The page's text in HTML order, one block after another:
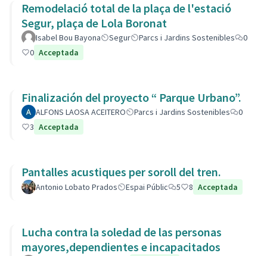
Remodelació total de la plaça de l'estació
Segur, plaça de Lola Boronat
Isabel Bou Bayona Segur Parcs i Jardins Sostenibles
0
0 Acceptada
Finalización del proyecto “ Parque Urbano”.
ALFONS LAOSA ACEITERO Parcs i Jardins Sostenibles
0
3 Acceptada
Pantalles acustiques per soroll del tren.
Antonio Lobato Prados Espai Públic 5 8 Acceptada
Lucha contra la soledad de las personas
mayores,dependientes e incapacitados